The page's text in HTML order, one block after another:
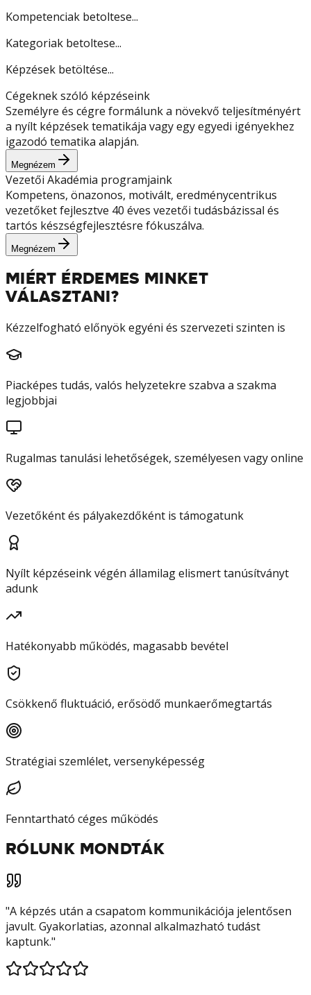
Kompetenciak betoltese...
Kategoriak betoltese...
Képzések betöltése...
Cégeknek szóló képzéseink
Személyre és cégre formálunk a növekvő teljesítményért
a nyílt képzések tematikája vagy egy egyedi igényekhez
igazodó tematika alapján.
Megnézem
Vezetői Akadémia programjaink
Kompetens, önazonos, motivált, eredménycentrikus
vezetőket fejlesztve 40 éves vezetői tudásbázissal és
tartós készségfejlesztésre fókuszálva.
Megnézem
MIÉRT ÉRDEMES MINKET
VÁLASZTANI?
Kézzelfogható előnyök egyéni és szervezeti szinten is
Piacképes tudás, valós helyzetekre szabva a szakma
legjobbjai
Rugalmas tanulási lehetőségek, személyesen vagy online
Vezetőként és pályakezdőként is támogatunk
Nyílt képzéseink végén államilag elismert tanúsítványt
adunk
Hatékonyabb működés, magasabb bevétel
Csökkenő fluktuáció, erősödő munkaerőmegtartás
Stratégiai szemlélet, versenyképesség
Fenntartható céges működés
RÓLUNK MONDTÁK
"A képzés után a csapatom kommunikációja jelentősen
javult. Gyakorlatias, azonnal alkalmazható tudást
kaptunk."